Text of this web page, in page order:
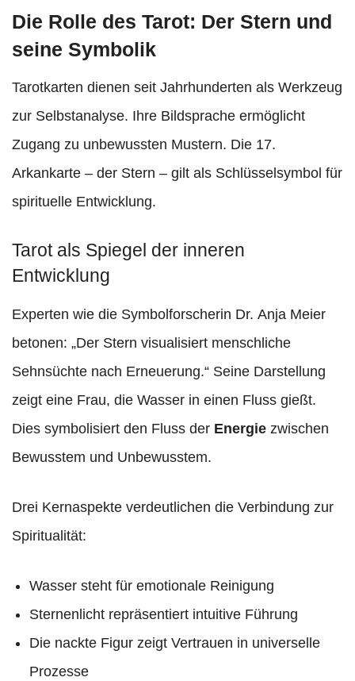
Die Rolle des Tarot: Der Stern und
seine Symbolik
Tarotkarten dienen seit Jahrhunderten als Werkzeug
zur Selbstanalyse. Ihre Bildsprache ermöglicht
Zugang zu unbewussten Mustern. Die 17.
Arkankarte – der Stern – gilt als Schlüsselsymbol für
spirituelle Entwicklung.
Tarot als Spiegel der inneren
Entwicklung
Experten wie die Symbolforscherin Dr. Anja Meier
betonen: „Der Stern visualisiert menschliche
Sehnsüchte nach Erneuerung.“ Seine Darstellung
zeigt eine Frau, die Wasser in einen Fluss gießt.
Dies symbolisiert den Fluss der Energie zwischen
Bewusstem und Unbewusstem.
Drei Kernaspekte verdeutlichen die Verbindung zur
Spiritualität:
Wasser steht für emotionale Reinigung
Sternenlicht repräsentiert intuitive Führung
Die nackte Figur zeigt Vertrauen in universelle
Prozesse